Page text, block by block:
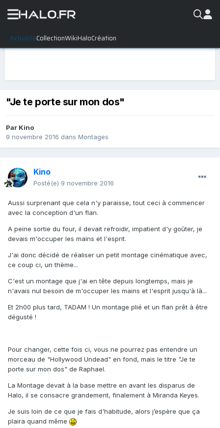
ActualitéCollectionWikiHaloCréation
"Je te porte sur mon dos"
Par Kino
9 novembre 2016 dans Montages
Kino
Posté(e) 9 novembre 2016
Aussi surprenant que cela n'y paraisse, tout ceci à commencer
avec la conception d'un flan.
A peine sortie du four, il devait refroidir, impatient d'y goûter, je
devais m'occuper les mains et l'esprit.
J'ai donc décidé de réaliser un petit montage cinématique avec,
ce coup ci, un thème...
C'est un montage que j'ai en tête depuis longtemps, mais je
n'avais nul besoin de m'occuper les mains et l'esprit jusqu'à là...
Et 2h00 plus tard, TADAM ! Un montage plié et un flan prêt à être
dégusté !
Pour changer, cette fois ci, vous ne pourrez pas entendre un
morceau de "Hollywood Undead" en fond, mais le titre "Je te
porte sur mon dos" de Raphael.
La Montage devait à la base mettre en avant les disparus de
Halo, il se consacre grandement, finalement à Miranda Keyes.
Je suis loin de ce que je fais d'habitude, alors j’espère que ça
plaira quand même